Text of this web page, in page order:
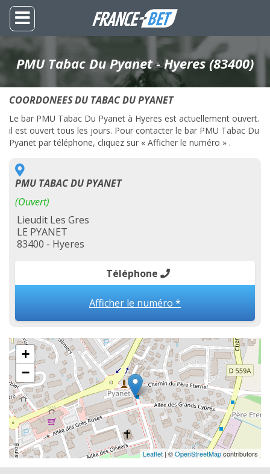
PMU Tabac Du Pyanet - Hyeres (83400)
COORDONEES DU TABAC DU PYANET
Le bar PMU Tabac Du Pyanet à Hyeres est actuellement ouvert.
il est ouvert tous les jours. Pour contacter le bar PMU Tabac Du
Pyanet par téléphone, cliquez sur « Afficher le numéro » .
PMU TABAC DU PYANET
(Ouvert)
Lieudit Les Gres
LE PYANET
83400 - Hyeres
Téléphone
Afficher le numéro *
+
−
Leaflet | ©OpenStreetMapcontributors